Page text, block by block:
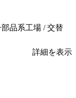
品系工場 / 交替
詳細を表示